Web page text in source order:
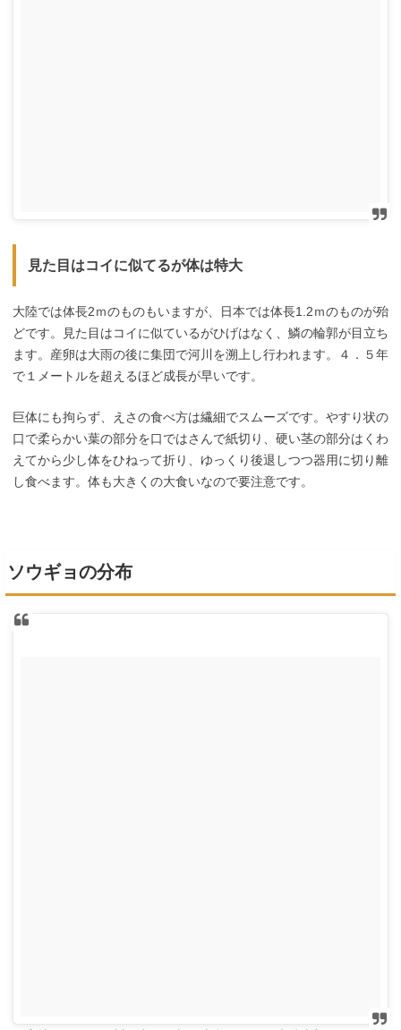
見た目はコイに似てるが体は特大
大陸では体長2ｍのものもいますが、日本では体長1.2ｍのものが殆
どです。見た目はコイに似ているがひげはなく、鱗の輪郭が目立ち
ます。産卵は大雨の後に集団で河川を溯上し行われます。４．５年
で１メートルを超えるほど成長が早いです。
巨体にも拘らず、えさの食べ方は繊細でスムーズです。やすり状の
口で柔らかい葉の部分を口ではさんで紙切り、硬い茎の部分はくわ
えてから少し体をひねって折り、ゆっくり後退しつつ器用に切り離
し食べます。体も大きくの大食いなので要注意です。
ソウギョの分布